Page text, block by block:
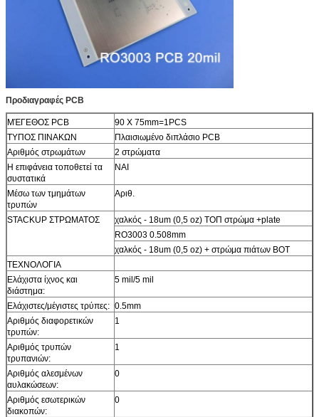
Προδιαγραφές PCB
ΜΈΓΕΘΟΣ PCB
90 Χ 75mm=1PCS
ΤΥΠΟΣ ΠΙΝΑΚΩΝ
Πλαισιωμένο διπλάσιο PCB
Αριθμός στρωμάτων
2 στρώματα
Η επιφάνεια τοποθετεί τα
συστατικά
ΝΑΙ
Μέσω των τμημάτων
τρυπών
Αριθ.
STACKUP ΣΤΡΩΜΑΤΟΣ
χαλκός - 18um (0,5 oz) ΤΟΠ στρώμα +plate
RO3003 0.508mm
χαλκός - 18um (0,5 oz) + στρώμα πιάτων BOT
ΤΕΧΝΟΛΟΓΙΑ
Ελάχιστα ίχνος και
διάστημα:
5 mil/5 mil
Ελάχιστες/μέγιστες τρύπες: 0.5mm
Αριθμός διαφορετικών
τρυπών:
1
Αριθμός τρυπών
τρυπανιών:
1
Αριθμός αλεσμένων
αυλακώσεων:
0
Αριθμός εσωτερικών
διακοπών:
0